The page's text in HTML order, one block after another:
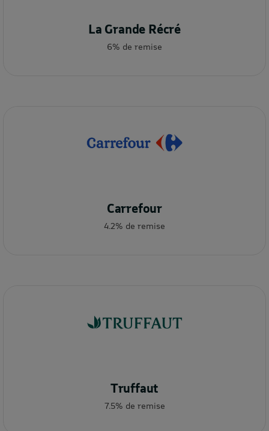
La Grande Récré
6% de remise
Carrefour
4.2% de remise
Truffaut
7.5% de remise